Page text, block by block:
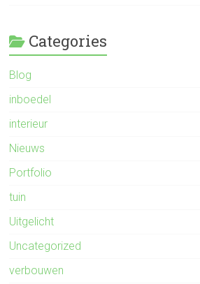
Categories
Blog
inboedel
interieur
Nieuws
Portfolio
tuin
Uitgelicht
Uncategorized
verbouwen